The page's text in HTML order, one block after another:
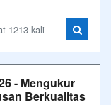
1213 kali
- Mengukur
Berkualitas